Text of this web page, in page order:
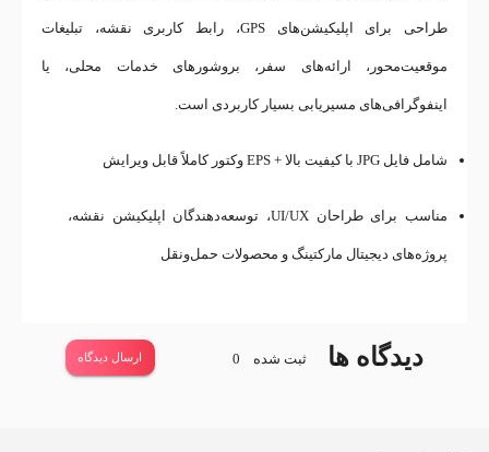
طراحی برای اپلیکیشن‌های GPS، رابط کاربری نقشه، تبلیغات
موقعیت‌محور، ارائه‌های سفر، بروشورهای خدمات محلی، یا
اینفوگرافی‌های مسیریابی بسیار کاربردی است.
شامل فایل JPG با کیفیت بالا + EPS وکتور کاملاً قابل ویرایش
مناسب برای طراحان UI/UX، توسعه‌دهندگان اپلیکیشن نقشه،
پروژه‌های دیجیتال مارکتینگ و محصولات حمل‌ونقل
دیدگاه ها ثبت شده 0 ارسال دیدگاه